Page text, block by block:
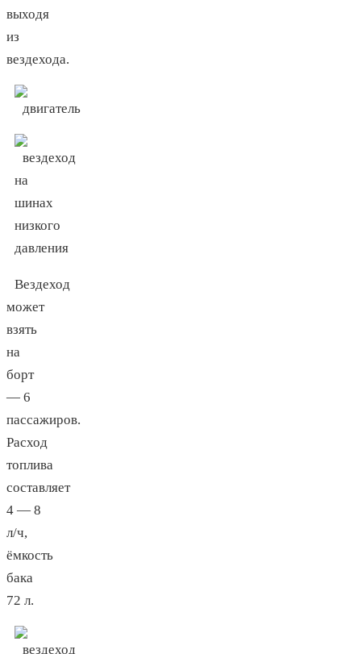
выходя
из
вездехода.
Вездеход
может
взять
на
борт
— 6
пассажиров.
Расход
топлива
составляет
4 — 8
л/ч,
ёмкость
бака
72 л.